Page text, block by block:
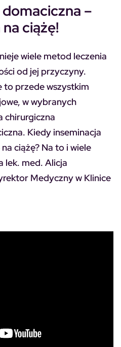
–
ciążę!
wiele metod leczenia
od jej przyczyny.
to przede wszystkim
w wybranych
chirurgiczna
Kiedy inseminacja
ciążę? Na to i wiele
lek. med. Alicja
Medyczny w Klinice